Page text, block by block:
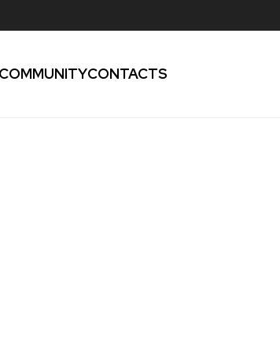
COMMUNITYCONTACTS